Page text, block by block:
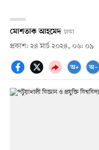
মোশতাক আহমেদ ঢাকা
প্রকাশ: ২৪ মার্চ ২০২৪, ০৬: ০৯